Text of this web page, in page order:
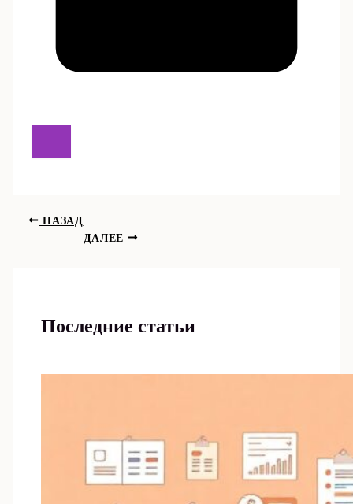
НАЗАД
ДАЛЕЕ
Последние статьи